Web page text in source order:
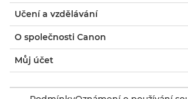
Učení a vzdělávání
O společnosti Canon
Můj účet